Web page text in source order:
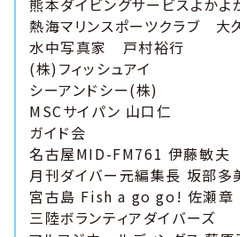
熱海マリンスポーツクラブ 大
水中写真家 戸村裕行
(株)フィッシュアイ
シーアンドシー(株)
MSCサイパン 山口仁
ガイド会
名古屋MID-FM761 伊藤敏夫
月刊ダイバー元編集長 坂部多
宮古島 Fish a go go! 佐瀬章
三陸ボランティアダイバーズ